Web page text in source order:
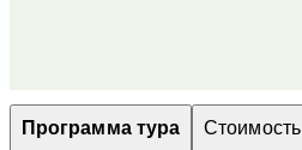
Программа тура Стоимость